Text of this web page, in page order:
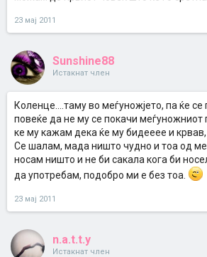
23 мај 2011
Sunshine88
Истакнат член
Коленце....таму во меѓуножјето, па ќе
повеќе да не му се покачи меѓуножниот
ке му кажам дека ќе му бидееее и крвав,
Се шалам, мада ништо чудно и тоа од
носам ништо и не би сакала кога би
да употребам, подобро ми е без тоа.
23 мај 2011
n.a.t.t.y
Истакнат член